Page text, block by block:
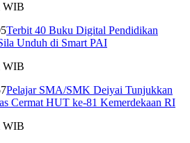
WIB
Terbit 40 Buku Digital Pendidikan
Unduh di Smart PAI
WIB
Pelajar SMA/SMK Deiyai Tunjukkan
Cermat HUT ke-81 Kemerdekaan RI
WIB